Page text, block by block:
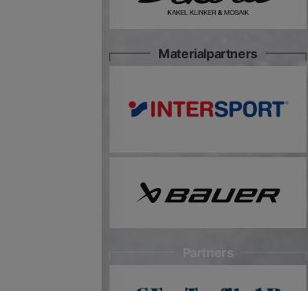
Materialpartners
Partners